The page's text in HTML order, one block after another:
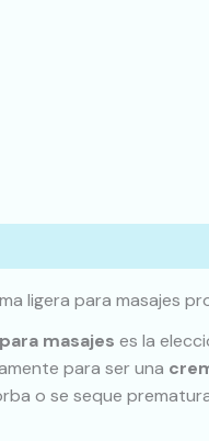
ligera para masajes
masajes es la
para ser una
o se seque